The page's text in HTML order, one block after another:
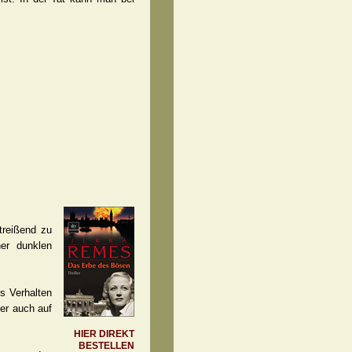
HIER DIREKT
BESTELLEN
zu
dunklen
Verhalten
auch auf